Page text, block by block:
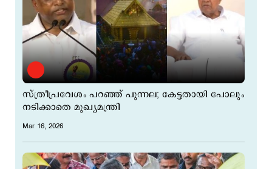
സ്ത്രീപ്രവേശം പറഞ്ഞ് പുന്നല; കേട്ടതായി പോലും
നടിക്കാതെ മുഖ്യമന്ത്രി
Mar 16, 2026